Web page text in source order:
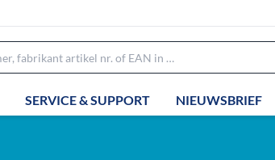
SERVICE & SUPPORT NIEUWSBRIEF